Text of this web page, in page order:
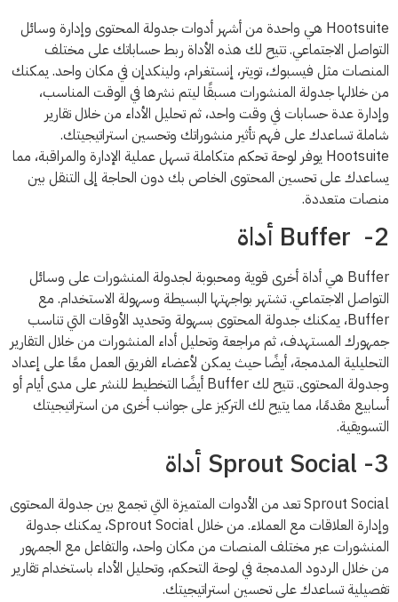
Hootsuite هي واحدة من أشهر أدوات جدولة المحتوى وإدارة وسائل
التواصل الاجتماعي. تتيح لك هذه الأداة ربط حساباتك على مختلف
المنصات مثل فيسبوك، تويتر، إنستغرام، ولينكدإن في مكان واحد. يمكنك
من خلالها جدولة المنشورات مسبقًا ليتم نشرها في الوقت المناسب،
وإدارة عدة حسابات في وقت واحد، ثم تحليل الأداء من خلال تقارير
شاملة تساعدك على فهم تأثير منشوراتك وتحسين استراتيجيتك.
Hootsuite يوفر لوحة تحكم متكاملة تسهل عملية الإدارة والمراقبة، مما
يساعدك على تحسين المحتوى الخاص بك دون الحاجة إلى التنقل بين
منصات متعددة.
2- Buffer أداة
Buffer هي أداة أخرى قوية ومحبوبة لجدولة المنشورات على وسائل
التواصل الاجتماعي. تشتهر بواجهتها البسيطة وسهولة الاستخدام. مع
Buffer، يمكنك جدولة المحتوى بسهولة وتحديد الأوقات التي تناسب
جمهورك المستهدف، ثم مراجعة وتحليل أداء المنشورات من خلال التقارير
التحليلية المدمجة، أيضًا حيث يمكن لأعضاء الفريق العمل معًا على إعداد
وجدولة المحتوى. تتيح لك Buffer أيضًا التخطيط للنشر على مدى أيام أو
أسابيع مقدمًا، مما يتيح لك التركيز على جوانب أخرى من استراتيجيتك
التسويقية.
3- Sprout Social أداة
Sprout Social تعد من الأدوات المتميزة التي تجمع بين جدولة المحتوى
وإدارة العلاقات مع العملاء. من خلال Sprout Social، يمكنك جدولة
المنشورات عبر مختلف المنصات من مكان واحد، والتفاعل مع الجمهور
من خلال الردود المدمجة في لوحة التحكم، وتحليل الأداء باستخدام تقارير
تفصيلية تساعدك على تحسين استراتيجيتك.